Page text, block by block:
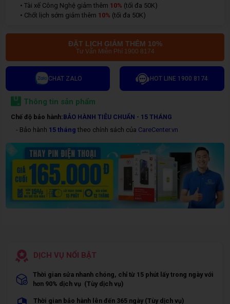
• Tài xế Công Nghệ giảm thêm 10% (tối đa 50K)
• Chốt lịch sớm giảm thêm 10% (tối đa 50K)
ĐẶT LỊCH GIẢM THÊM 10%
Tư Vấn Miễn Phí 1900 8174
CHAT ZALO HOT LINE 1900 8174
Thông tin sản phẩm
Chế độ bảo hành:BẢO HÀNH TIÊU CHUẨN - 15 THÁNG
- Bảo hành 15 tháng theo chính sách của CareCenter.vn
DỊCH VỤ NỔI BẬT
Thời gian sửa nhanh chóng, chỉ từ 15 phút lấy trong ngày với
hơn 90% dịch vụ (Tùy dịch vụ)
Thời gian bảo hành lên đến 365 ngày (Tùy dịch vụ)